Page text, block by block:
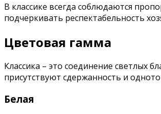
В классике всегда соблюдаются
подчеркивать респектабельность
Цветовая гамма
Классика – это соединение светлых
присутствуют сдержанность и
Белая